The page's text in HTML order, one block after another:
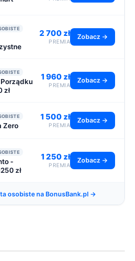
2 700 zł
PREMIA
Zobacz →
Porządku
zł
1 960 zł
PREMIA
Zobacz →
Zero
1 500 zł
PREMIA
Zobacz →
-
zł
1 250 zł
PREMIA
Zobacz →
osobiste na BonusBank.pl →